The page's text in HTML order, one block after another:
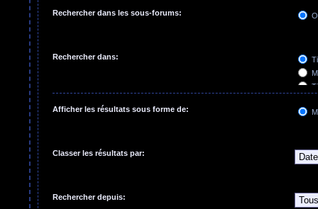
Rechercher dans les sous-forums:
Rechercher dans:
Afficher les résultats sous forme de:
Classer les résultats par:
Rechercher depuis: